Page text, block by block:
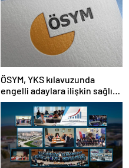
ÖSYM, YKS kılavuzunda
engelli adaylara ilişkin sağlık
şartlarını güncelledi